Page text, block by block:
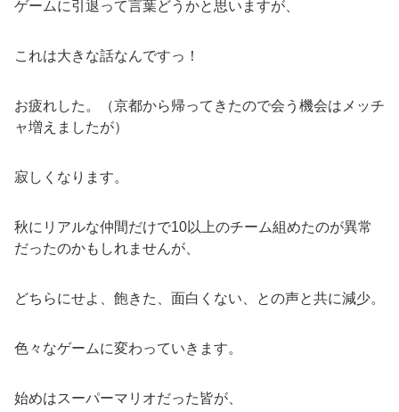
ゲームに引退って言葉どうかと思いますが、
これは大きな話なんですっ！
お疲れした。（京都から帰ってきたので会う機会はメッチ
ャ増えましたが）
寂しくなります。
秋にリアルな仲間だけで10以上のチーム組めたのが異常
だったのかもしれませんが、
どちらにせよ、飽きた、面白くない、との声と共に減少。
色々なゲームに変わっていきます。
始めはスーパーマリオだった皆が、